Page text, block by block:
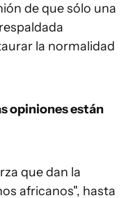
de que sólo una
la normalidad
opiniones están
que dan la
africanos", hasta